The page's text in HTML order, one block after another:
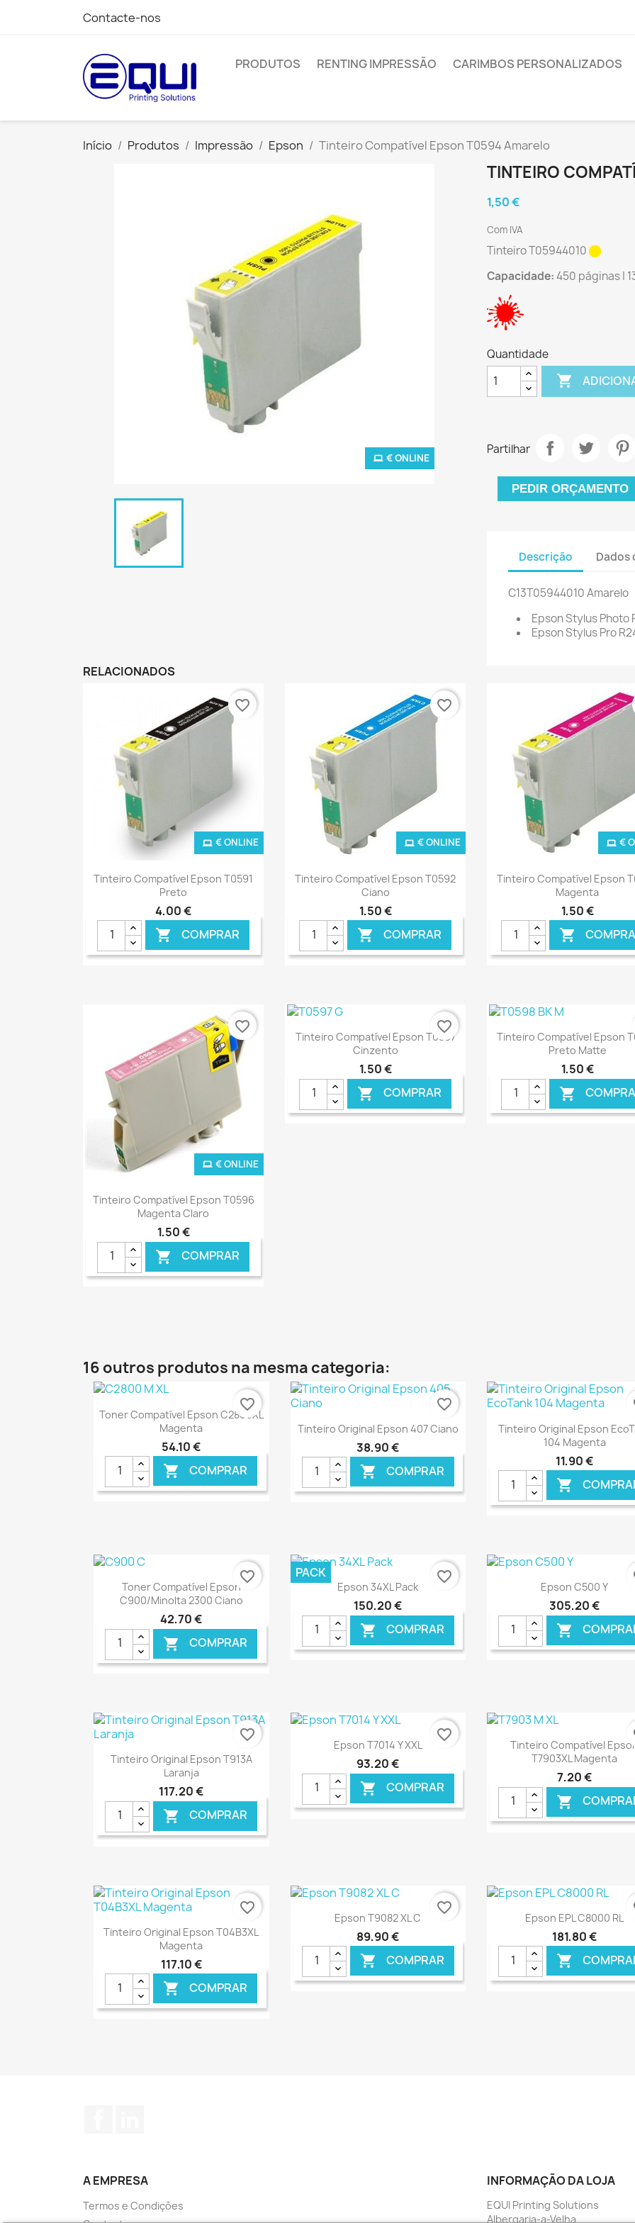
Contacte-nos
PRODUTOS RENTING IMPRESSÃO CARIMBOS PERSONALIZADOS
Início Produtos Impressão Epson Tinteiro Compatível Epson T0594 Amarelo
€ ONLINE
TINTEIRO
1,50 €
Com IVA
Tinteiro T05944010
Capacidade:450 páginas |
Quantidade

Partilhar
PEDIR ORÇAMENTO
Descrição Dados
C13T05944010 Amarelo
Epson Stylus Photo
Epson Stylus Pro
RELACIONADOS
Ver+
Tinteiro Compatível Epson T0591
Preto
4,00 €
 COMPRAR
€ ONLINE
favorite_border
Ver+
Tinteiro Compatível Epson T0592
Ciano
1,50 €
 COMPRAR
€ ONLINE
favorite_border
Ver+
Tinteiro Compatível Epson
Magenta
1,50 €

€
Ver+
Tinteiro Compatível Epson T0596
Magenta Claro
1,50 €
 COMPRAR
€ ONLINE
favorite_border Ver+
Tinteiro Compatível Epson T0597
Cinzento
1,50 €
 COMPRAR
favorite_border Ver+
Tinteiro Compatível Epson
Preto Matte
1,50 €

16 outros produtos na mesma categoria:
Ver+
Toner Compatível Epson C2800XL
Magenta
54,10 €
 COMPRAR
favorite_border
Ver+
Tinteiro Original Epson 407 Ciano
38,90 €
 COMPRAR
favorite_border
Ver+
Tinteiro Original Epson
104 Magenta
11,90 €

Ver+
Toner Compatível Epson
C900/Minolta 2300 Ciano
42,70 €
 COMPRAR
€ ONLINE
favorite_border Ver+
Epson 34XL Pack
150,20 €
 COMPRAR
PACK favorite_border Ver+
Epson C500 Y
305,20 €

Ver+
Tinteiro Original Epson T913A
Laranja
117,20 €
 COMPRAR
favorite_border Ver+
Epson T7014 Y XXL
93,20 €
 COMPRAR
favorite_border Ver+
Tinteiro Compatível
T7903XL Magenta
7,20 €

Ver+
Tinteiro Original Epson T04B3XL
Magenta
117,10 €
 COMPRAR
favorite_border Ver+
Epson T9082 XL C
89,90 €
 COMPRAR
favorite_border Ver+
Epson EPL C8000 RL
181,80 €

A EMPRESA
Termos e Condições
INFORMAÇÃO DA LOJA
EQUI Printing Solutions
Albergaria-a-Velha